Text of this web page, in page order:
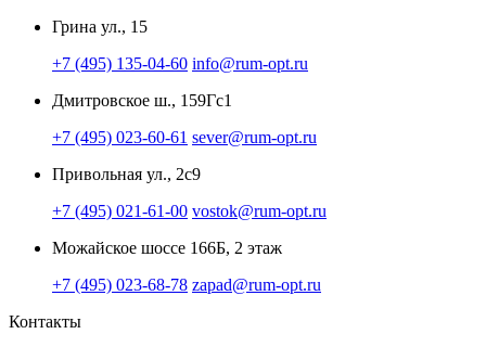
Грина ул., 15
+7 (495) 135-04-60 info@rum-opt.ru
Дмитровское ш., 159Гс1
+7 (495) 023-60-61 sever@rum-opt.ru
Привольная ул., 2с9
+7 (495) 021-61-00 vostok@rum-opt.ru
Можайское шоссе 166Б, 2 этаж
+7 (495) 023-68-78 zapad@rum-opt.ru
Контакты